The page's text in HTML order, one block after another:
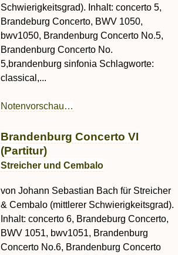
Schwierigkeitsgrad). Inhalt: concerto 5,
Brandeburg Concerto, BWV 1050,
bwv1050, Brandenburg Concerto No.5,
Brandenburg Concerto No.
5,brandenburg sinfonia Schlagworte:
classical,...
Notenvorschau…
Brandenburg Concerto VI
(Partitur)
Streicher und Cembalo
von Johann Sebastian Bach für Streicher
& Cembalo (mittlerer Schwierigkeitsgrad).
Inhalt: concerto 6, Brandeburg Concerto,
BWV 1051, bwv1051, Brandenburg
Concerto No.6, Brandenburg Concerto